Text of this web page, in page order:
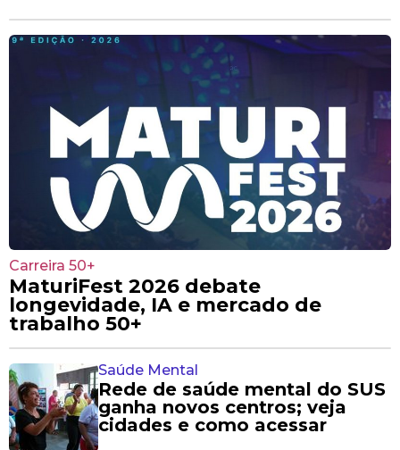
Carreira 50+
MaturiFest 2026 debate
longevidade, IA e mercado de
trabalho 50+
Saúde Mental
Rede de saúde mental do SUS
ganha novos centros; veja
cidades e como acessar